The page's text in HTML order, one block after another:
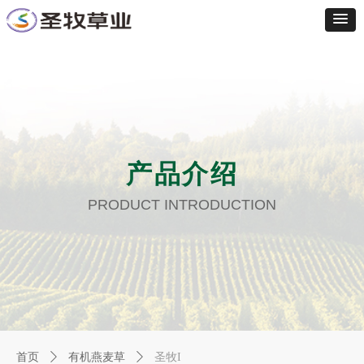
首页 ꄲ 有机燕麦草 ꄲ 圣牧I
产品介绍
PRODUCT INTRODUCTION